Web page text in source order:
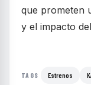
que prometen
y el impacto
TAGS Estrenos